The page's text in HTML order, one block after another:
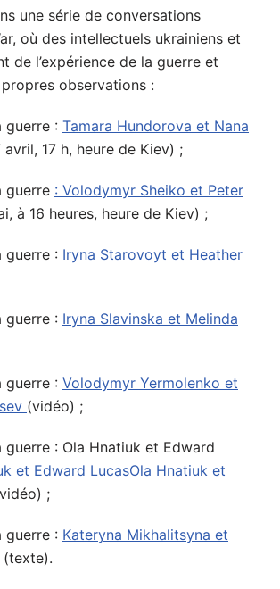
une série de conversations
où des intellectuels ukrainiens et
de l’expérience de la guerre et
observations :
guerre : Tamara Hundorova et Nana
avril, 17 h, heure de Kiev) ;
guerre : Volodymyr Sheiko et Peter
à 16 heures, heure de Kiev) ;
guerre : Iryna Starovoyt et Heather
guerre : Iryna Slavinska et Melinda
guerre : Volodymyr Yermolenko et
(vidéo) ;
guerre : Ola Hnatiuk et Edward
et Edward LucasOla Hnatiuk et
;
guerre : Kateryna Mikhalitsyna et
(texte).